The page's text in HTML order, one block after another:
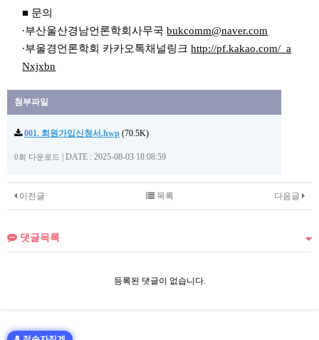
■ 문의
∙부산울산경남언론학회사무국bukcomm@naver.com
∙부울경언론학회 카카오톡채널링크http://pf.kakao.com/_a
Nxjxbn
첨부파일
001. 회원가입신청서.hwp (70.5K)
0회 다운로드 | DATE : 2025-08-03 18:08:59
이전글 다음글
목록
댓글목록
등록된 댓글이 없습니다.